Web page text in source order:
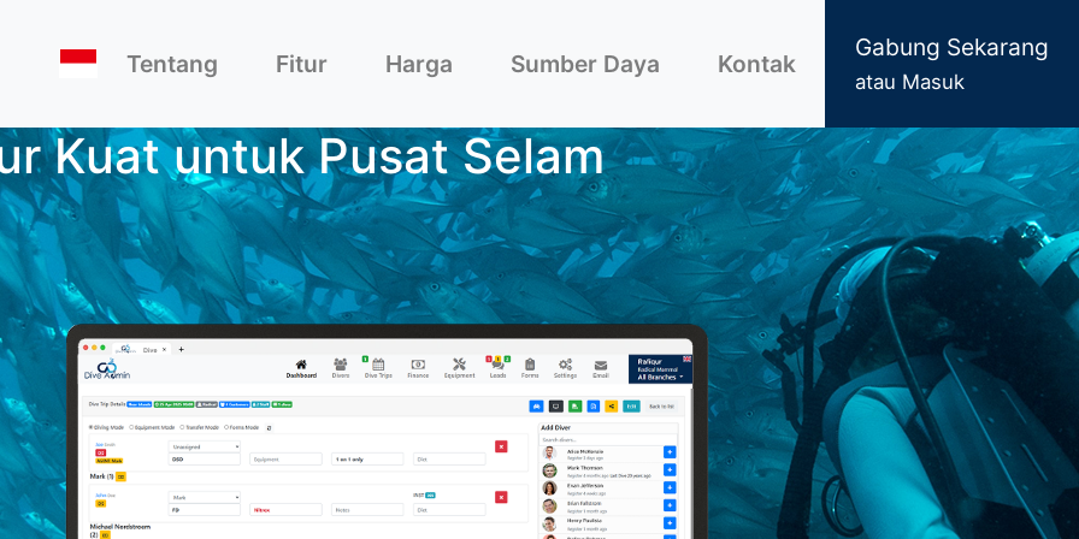
Tentang Fitur Harga Sumber Daya Kontak
Gabung Sekarang
atau Masuk
Kuat untuk Pusat Selam